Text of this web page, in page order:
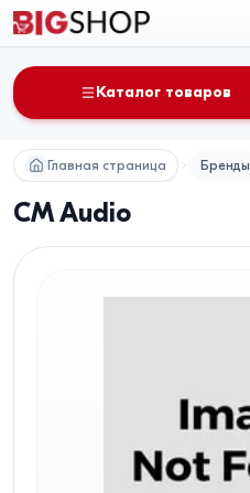
Каталог товаров
Главная страница Бренды
CM Audio